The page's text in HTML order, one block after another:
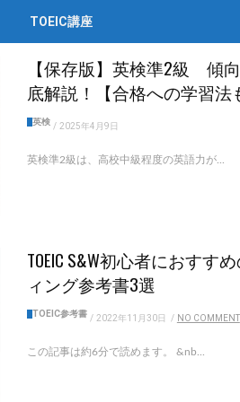
TOEIC講座
【保存版】英検準2級 傾
底解説！【合格への学習法
英検 / 2025年4月9日
英検準2級は、高校中級程度の英語力が...
TOEIC S&W初心者におすす
ィング参考書3選
TOEIC参考書 / 2022年11月30日 / NO COMMENT
この記事は約6分で読めます。 &nb...